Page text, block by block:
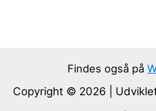
Findes også på
Copyright © 2026 |